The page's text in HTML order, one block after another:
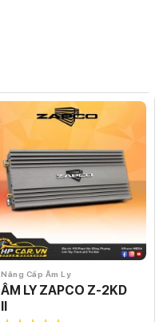
Nâng Cấp Âm Ly
ÂM LY ZAPCO Z-2KD
II